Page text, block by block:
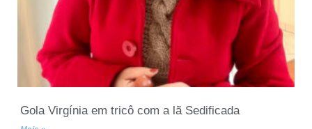
Gola Virgínia em tricô com a lã Sedificada